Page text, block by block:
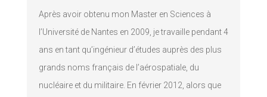
Après avoir obtenu mon Master en Sciences à
l’Université de Nantes en 2009, je travaille pendant 4
ans en tant qu’ingénieur d’études auprès des plus
grands noms français de l’aérospatiale, du
nucléaire et du militaire. En février 2012, alors que